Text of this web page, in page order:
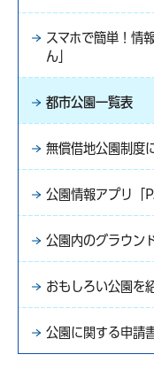
スマホで簡単！情
ん」
都市公園一覧表
無償借地公園制度
公園情報アプリ「
公園内のグラウン
おもしろい公園を
公園に関する申請